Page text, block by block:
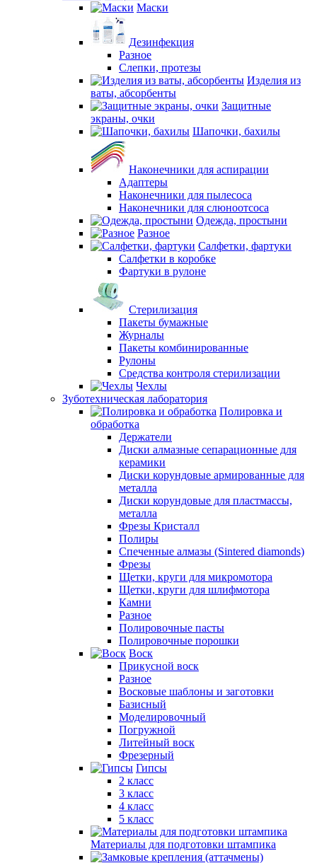
Маски
Дезинфекция
Разное
Слепки, протезы
Изделия из
ваты, абсорбенты
Защитные
экраны, очки
Шапочки, бахилы
Наконечники для аспирации
Адаптеры
Наконечники для пылесоса
Наконечники для слюноотсоса
Одежда, простыни
Разное
Салфетки, фартуки
Салфетки в коробке
Фартуки в рулоне
Стерилизация
Пакеты бумажные
Журналы
Пакеты комбинированные
Рулоны
Средства контроля стерилизации
Чехлы
Зуботехническая лаборатория
Полировка и
обработка
Держатели
Диски алмазные сепарационные для
керамики
Диски корундовые армированные для
металла
Диски корундовые для пластмассы,
металла
Фрезы Кристалл
Полиры
Спеченные алмазы (Sintered diamonds)
Фрезы
Щетки, круги для микромотора
Щетки, круги для шлифмотора
Камни
Разное
Полировочные пасты
Полировочные порошки
Воск
Прикусной воск
Разное
Восковые шаблоны и заготовки
Базисный
Моделировочный
Погружной
Литейный воск
Фрезерный
Гипсы
2 класс
3 класс
4 класс
5 класс
Материалы для подготовки штампика